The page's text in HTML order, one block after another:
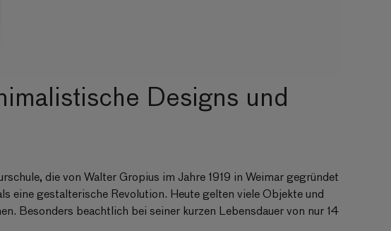
Designs und
die von Walter Gropius im Jahre 1919 in Weimar gegründet
eine gestalterische Revolution. Heute gelten viele Objekte und
Besonders beachtlich bei seiner kurzen Lebensdauer von nur 14